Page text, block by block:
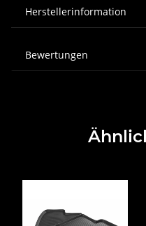
Herstellerinformation
Bewertungen